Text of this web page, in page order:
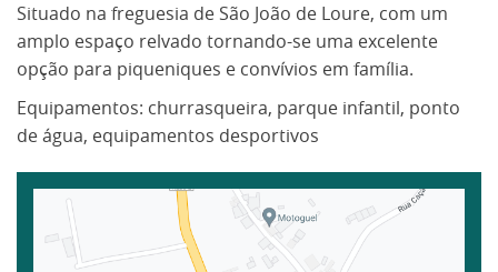
Situado na freguesia de São João de Loure, com um
amplo espaço relvado tornando-se uma excelente
opção para piqueniques e convívios em família.
Equipamentos: churrasqueira, parque infantil, ponto
de água, equipamentos desportivos